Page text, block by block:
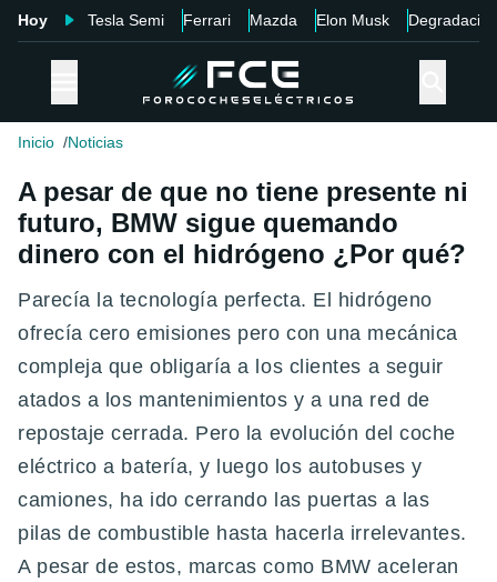
Hoy Tesla Semi Ferrari Mazda Elon Musk Degradación
Inicio Noticias
A pesar de que no tiene presente ni
futuro, BMW sigue quemando
dinero con el hidrógeno ¿Por qué?
Parecía la tecnología perfecta. El hidrógeno
ofrecía cero emisiones pero con una mecánica
compleja que obligaría a los clientes a seguir
atados a los mantenimientos y a una red de
repostaje cerrada. Pero la evolución del coche
eléctrico a batería, y luego los autobuses y
camiones, ha ido cerrando las puertas a las
pilas de combustible hasta hacerla irrelevantes.
A pesar de estos, marcas como BMW aceleran